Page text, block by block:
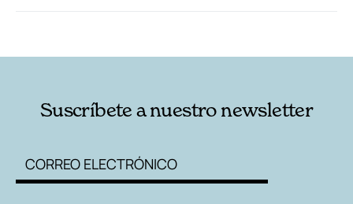
Suscríbete a nuestro newsletter